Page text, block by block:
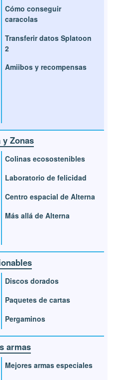
Cómo conseguir
caracolas
Transferir datos Splatoon
2
Amiibos y recompensas
Zonas
Colinas ecosostenibles
Laboratorio de felicidad
Centro espacial de Alterna
Más allá de Alterna
Discos dorados
Paquetes de cartas
Pergaminos
armas
Mejores armas especiales